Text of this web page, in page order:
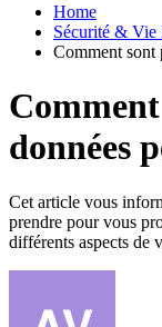
Home
Sécurité & Vie
Comment sont
données
Cet article vous
prendre pour vous
différents aspects de